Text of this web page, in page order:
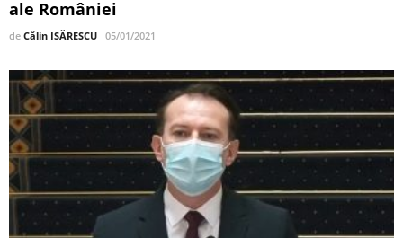
ale României
de Călin ISĂRESCU 05/01/2021